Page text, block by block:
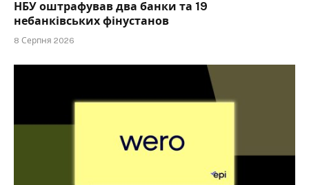
НБУ оштрафував два банки та 19
небанківських фінустанов
8 Серпня 2026